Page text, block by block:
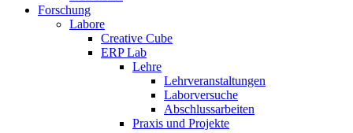
Forschung
Labore
Creative Cube
ERP Lab
Lehre
Lehrveranstaltungen
Laborversuche
Abschlussarbeiten
Praxis und Projekte